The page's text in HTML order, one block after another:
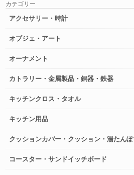
カテゴリー
アクセサリー・時計
オブジェ・アート
オーナメント
カトラリー・金属製品・銅器・鉄器
キッチンクロス・タオル
キッチン用品
クッションカバー・クッション・湯たんぽ
コースター・サンドイッチボード